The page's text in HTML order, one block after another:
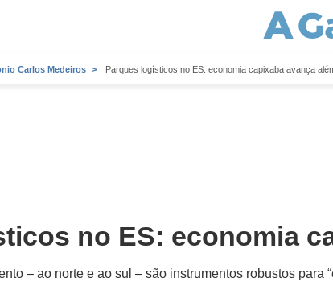
Carlos Medeiros Parques logísticos no ES: economia capixaba avança
no ES: economia
– ao norte e ao sul – são instrumentos robustos